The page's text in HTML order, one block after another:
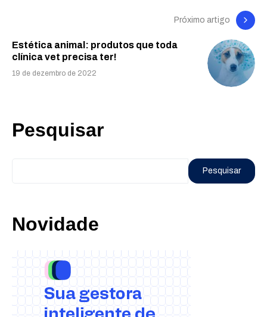
Próximo artigo
Estética animal: produtos que toda
clínica vet precisa ter!
19 de dezembro de 2022
Pesquisar
Pesquisar
Novidade